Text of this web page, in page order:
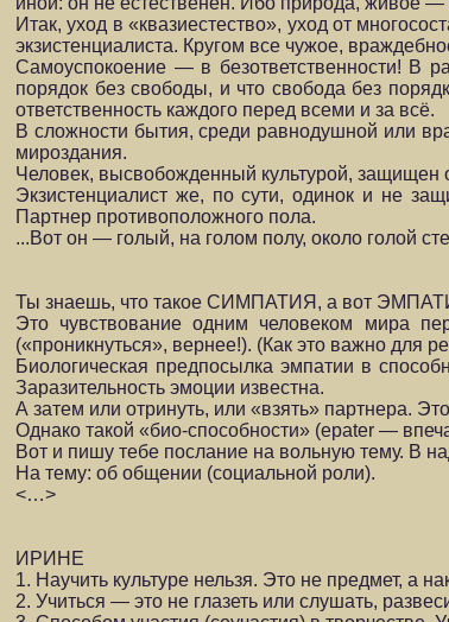
Итак, уход в «квазиестество», уход от
экзистенциалиста. Кру­гом все чужое,
Самоуспокоение — в безответственности! В
порядок без свободы, и что свобода без
ответ­ственность каждого перед всеми и за всё.
В сложности бытия, среди равнодушной или
мироздания.
Человек, высвобожденный культурой, защищен
Экзистенциалист же, по сути, одинок и не
Партнер противоположного пола.
...Вот он — голый, на голом полу, около голой
Ты знаешь, что такое СИМПАТИЯ, а вот
Это чувствование одним человеком мира
(«проникнуться», вернее!). (Как это важно для
Биологическая предпосылка эмпатии в
Заразительность эмоции из­вестна.
А затем или отринуть, или «взять» партнера.
Однако такой «био-способности» (epater —
Вот и пишу тебе послание на вольную тему. В
На тему: об общении (социальной роли).
<…>
ИРИНЕ
1. Научить культуре нельзя. Это не предмет, а
2. Учиться — это не глазеть или слушать,